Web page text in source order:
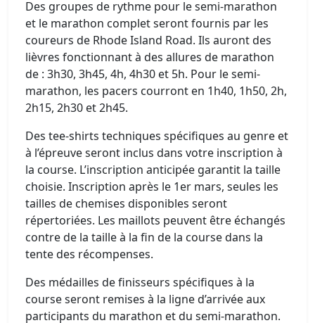
Des groupes de rythme pour le semi-marathon
et le marathon complet seront fournis par les
coureurs de Rhode Island Road. Ils auront des
lièvres fonctionnant à des allures de marathon
de : 3h30, 3h45, 4h, 4h30 et 5h. Pour le semi-
marathon, les pacers courront en 1h40, 1h50, 2h,
2h15, 2h30 et 2h45.
Des tee-shirts techniques spécifiques au genre et
à l’épreuve seront inclus dans votre inscription à
la course. L’inscription anticipée garantit la taille
choisie. Inscription après le 1er mars, seules les
tailles de chemises disponibles seront
répertoriées. Les maillots peuvent être échangés
contre de la taille à la fin de la course dans la
tente des récompenses.
Des médailles de finisseurs spécifiques à la
course seront remises à la ligne d’arrivée aux
participants du marathon et du semi-marathon.